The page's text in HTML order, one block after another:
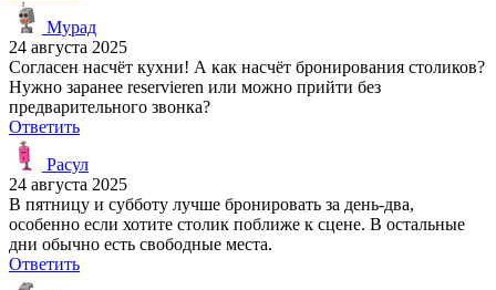
Мурад
24 августа 2025
Согласен насчёт кухни! А как насчёт бронирования столиков?
Нужно заранее reservieren или можно прийти без
предварительного звонка?
Ответить
Расул
24 августа 2025
В пятницу и субботу лучше бронировать за день-два,
особенно если хотите столик поближе к сцене. В остальные
дни обычно есть свободные места.
Ответить